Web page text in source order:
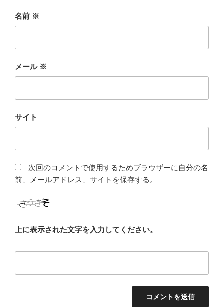
名前 ※
メール ※
サイト
次回のコメントで使用するためブラウザーに自分の名
前、メールアドレス、サイトを保存する。
上に表示された文字を入力してください。